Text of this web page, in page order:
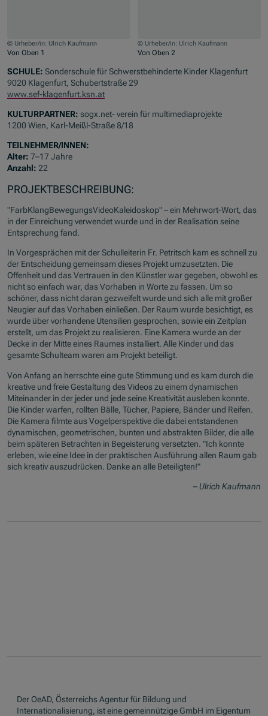
© Urheber/in: Ulrich Kaufmann
Von Oben 1
© Urheber/in: Ulrich Kaufmann
Von Oben 2
SCHULE: Sonderschule für Schwerstbehinderte Kinder Klagenfurt
9020 Klagenfurt, Schubertstraße 29
www.sef-klagenfurt.ksn.at
KULTURPARTNER: sogx.net- verein für multimediaprojekte
1200 Wien, Karl-Meißl-Straße 8/18
TEILNEHMER/INNEN:
Alter: 7–17 Jahre
Anzahl: 22
PROJEKTBESCHREIBUNG:
"FarbKlangBewegungsVideoKaleidoskop" – ein Mehrwort-Wort, das
in der Einreichung verwendet wurde und in der Realisation seine
Entsprechung fand.
In Vorgesprächen mit der Schulleiterin Fr. Petritsch kam es schnell zu
der Entscheidung gemeinsam dieses Projekt umzusetzten. Die
Offenheit und das Vertrauen in den Künstler war gegeben, obwohl es
nicht so einfach war, das Vorhaben in Worte zu fassen. Um so
schöner, dass nicht daran gezweifelt wurde und sich alle mit großer
Neugier auf das Vorhaben einließen. Der Raum wurde besichtigt, es
wurde über vorhandene Utensilien gesprochen, sowie ein Zeitplan
erstellt, um das Projekt zu realisieren. Eine Kamera wurde an der
Decke in der Mitte eines Raumes installiert. Alle Kinder und das
gesamte Schulteam waren am Projekt beteiligt.
Von Anfang an herrschte eine gute Stimmung und es kam durch die
kreative und freie Gestaltung des Videos zu einem dynamischen
Miteinander in der jeder und jede seine Kreativität ausleben konnte.
Die Kinder warfen, rollten Bälle, Tücher, Papiere, Bänder und Reifen.
Die Kamera filmte aus Vogelperspektive die dabei entstandenen
dynamischen, geometrischen, bunten und abstrakten Bilder, die alle
beim späteren Betrachten in Begeisterung versetzten. "Ich konnte
erleben, wie eine Idee in der praktischen Ausführung allen Raum gab
sich kreativ auszudrücken. Danke an alle Beteiligten!"
– Ulrich Kaufmann
Der OeAD, Österreichs Agentur für Bildung und
Internationalisierung, ist eine gemeinnützige GmbH im Eigentum